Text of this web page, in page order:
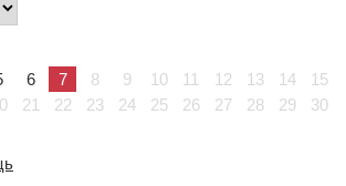
6 7 8 9 10 11 12 13 14
15
21 22 23 24 25 26 27 28 29
30